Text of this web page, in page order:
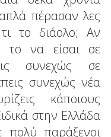
πέρασαν λες
το διάολο; Αν
το να είσαι σε
συνεχώς σε
συνεχώς νέα
κάποιους
στην Ελλάδα
παράξενοι